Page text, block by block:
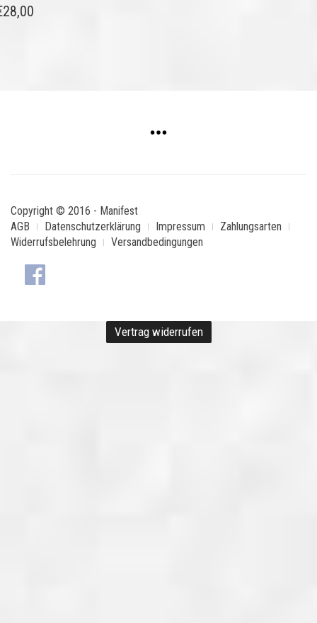
28,00
Copyright © 2016 - Manifest
AGB
Datenschutzerklärung Impressum
Zahlungsarten
Widerrufsbelehrung
Versandbedingungen
Vertrag widerrufen